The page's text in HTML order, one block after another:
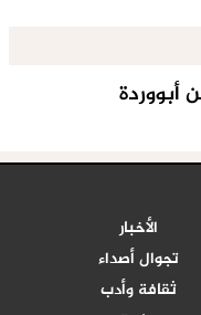
الأخبار
تجوال أصداء
ثقافة وأدب